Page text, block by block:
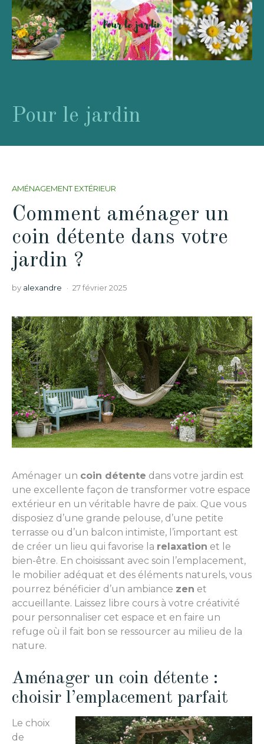
Pour le jardin
AMÉNAGEMENT EXTÉRIEUR
Comment aménager un
coin détente dans votre
jardin ?
by alexandre 27 février 2025
Aménager un coin détente dans votre jardin est
une excellente façon de transformer votre espace
extérieur en un véritable havre de paix. Que vous
disposiez d’une grande pelouse, d’une petite
terrasse ou d’un balcon intimiste, l’important est
de créer un lieu qui favorise la relaxation et le
bien-être. En choisissant avec soin l’emplacement,
le mobilier adéquat et des éléments naturels, vous
pourrez bénéficier d’un ambiance zen et
accueillante. Laissez libre cours à votre créativité
pour personnaliser cet espace et en faire un
refuge où il fait bon se ressourcer au milieu de la
nature.
Aménager un coin détente :
choisir l’emplacement parfait
Le choix
de